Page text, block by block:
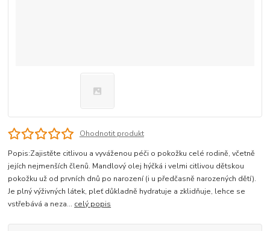
Ohodnotit produkt
Popis:Zajistěte citlivou a vyváženou péči o pokožku celé rodině, včetně
jejích nejmenších členů. Mandlový olej hýčká i velmi citlivou dětskou
pokožku už od prvních dnů po narození (i u předčasně narozených dětí).
Je plný výživných látek, pleť důkladně hydratuje a zklidňuje, lehce se
vstřebává a neza... celý popis